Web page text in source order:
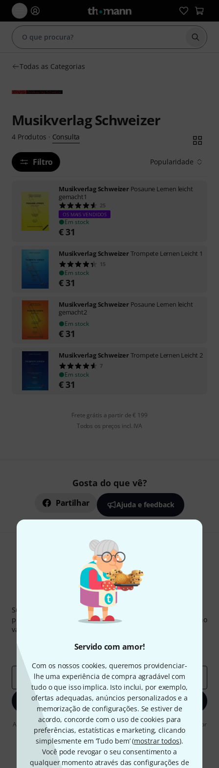
Servido com amor!
Com os nossos cookies, queremos providenciar-
lhe uma experiência de compra agradável com
tudo o que isso implica. Isto inclui, por exemplo,
ofertas adequadas, anúncios personalizados e a
memorização de configurações. Se estiver de
acordo, concorde com o uso de cookies para
preferências, estatísticas e marketing, clicando
simplesmente em ‘Tudo bem’ (mostrar todos).
Você pode revogar o seu consentimento a
qualquer momento através das configurações de
Iniciar
Todas as Categorias
Musikverlag Schweizer
4 Produtos · Consulta
Filtro Popularidade
Musikverlag Schweizer Posaune Lernen leicht
gemacht1
25
OS MAIS VENDIDOS
Em stock
€ 31
Musikverlag SchweizerTrompete Lernen Leicht 1
15
Em stock
€ 31
Musikverlag Schweizer Posaune Lernen leicht
gemacht2
Em stock
€ 31
Musikverlag SchweizerTrompete Lernen Leicht 2
7
Em stock
€ 31
Frete grátis a partir de € 199
Todos os preços incl. IVA
Gosta do que vê?
Partilhar Ajuda e feedback
Newsletter Thomann
Subscreva a Newsletter da Thomann em inglês e com um
pouco de sorte você poderá ganhar um dos
no
valor de
Contribuições inspiradoras
Insights da Thomann
Endereço de e-mail*
Inscreva-se agora
Ao clicar em "Inscreva-se agora", concordo em receber publicidade por
e-mail. Posso cancelar a assinatura a qualquer momento. Você pode
encontrar mais informações sobre a newsletter na nossadiretriz de
* Requeridos